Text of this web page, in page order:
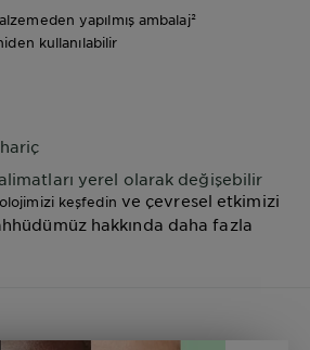
yapılmış ambalaj²
kullanılabilir
yerel olarak değişebilir
keşfedin ve çevresel etkimizi
hakkında daha fazla